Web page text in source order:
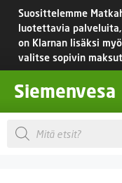
Siirry
sisältöön
Suosittelemme
luotettavia
on Klarnan lisäksi
valitse sopivin
Siemenvesa
Products
search